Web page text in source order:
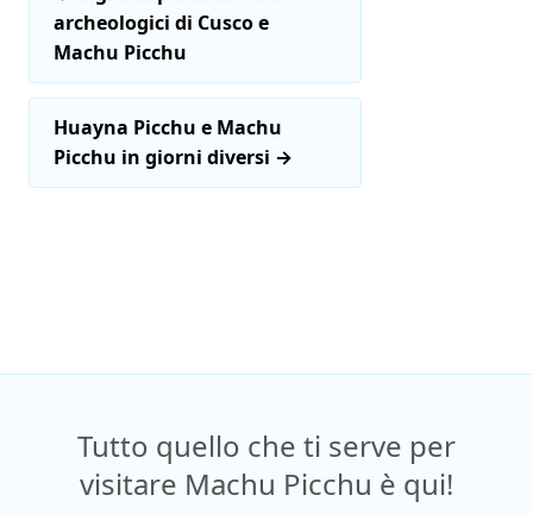
archeologici di Cusco e
Machu Picchu
Huayna Picchu e Machu
Picchu in giorni diversi →
Tutto quello che ti serve per
visitare Machu Picchu è qui!